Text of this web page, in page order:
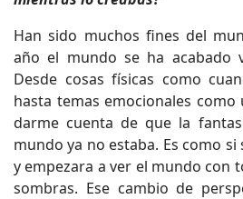
Han sido muchos fines del
año el mundo se ha acabado
Desde cosas físicas como
hasta temas emocionales
darme cuenta de que la
mundo ya no estaba. Es como si
y empezara a ver el mundo con
sombras. Ese cambio de